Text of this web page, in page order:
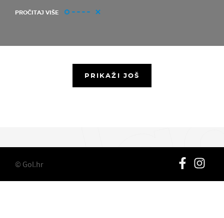
PROČITAJ VIŠE
PRIKAŽI JOŠ
© Gol.hr